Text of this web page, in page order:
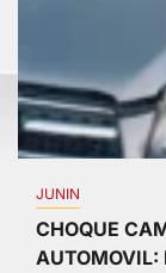
JUNIN
CHOQUE
AUTOMOVIL: